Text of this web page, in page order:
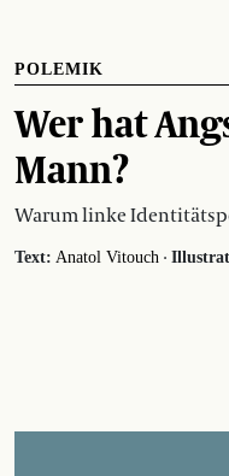
POLEMIK
Wer hat
Mann?
Warum linke
Text: Anatol Vitouch ·